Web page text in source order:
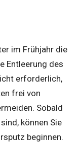
im Frühjahr die
Entleerung des
erforderlich,
frei von
Sobald
können Sie
beginnen.